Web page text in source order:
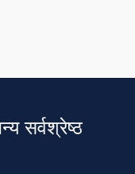
सर्वश्रेष्ठ